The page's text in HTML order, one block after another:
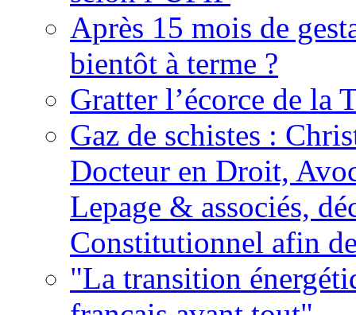
Après 15 mois de
bientôt à terme ?
Gratter l’écorce de la
Gaz de schistes :
Docteur en Droit,
Lepage & associés,
Constitutionnel afin
"La transition